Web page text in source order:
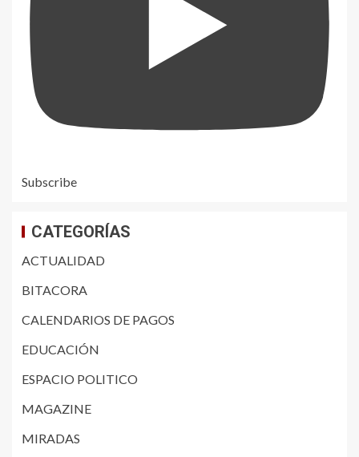
Subscribe
CATEGORÍAS
ACTUALIDAD
BITACORA
CALENDARIOS DE PAGOS
EDUCACIÓN
ESPACIO POLITICO
MAGAZINE
MIRADAS